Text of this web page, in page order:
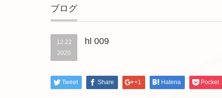
ブログ
12.22
2020
hl 009
Tweet Share +1 Hatena Pocket